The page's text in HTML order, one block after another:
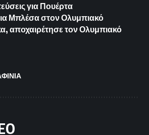
για Πουέρτα
Μπλέσα στον Ολυμπιακό
αποχαιρέτησε τον Ολυμπιακό